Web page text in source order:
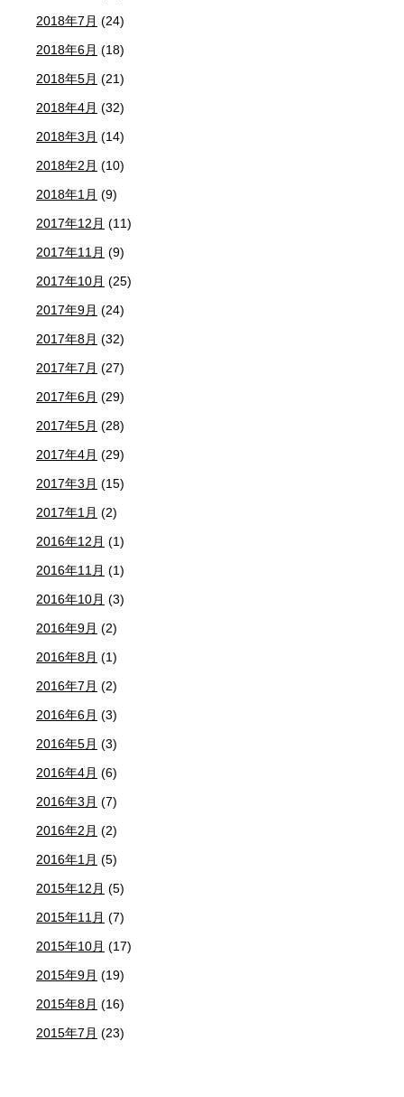
2018年7月 (24)
2018年6月 (18)
2018年5月 (21)
2018年4月 (32)
2018年3月 (14)
2018年2月 (10)
2018年1月 (9)
2017年12月 (11)
2017年11月 (9)
2017年10月 (25)
2017年9月 (24)
2017年8月 (32)
2017年7月 (27)
2017年6月 (29)
2017年5月 (28)
2017年4月 (29)
2017年3月 (15)
2017年1月 (2)
2016年12月 (1)
2016年11月 (1)
2016年10月 (3)
2016年9月 (2)
2016年8月 (1)
2016年7月 (2)
2016年6月 (3)
2016年5月 (3)
2016年4月 (6)
2016年3月 (7)
2016年2月 (2)
2016年1月 (5)
2015年12月 (5)
2015年11月 (7)
2015年10月 (17)
2015年9月 (19)
2015年8月 (16)
2015年7月 (23)